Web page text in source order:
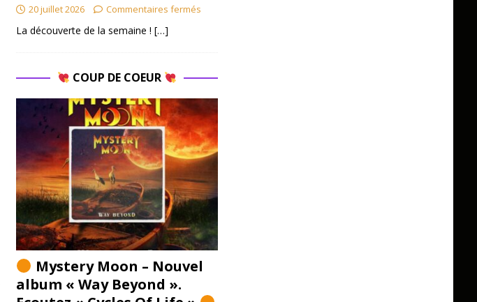
20 juillet 2026 Commentaires fermés
La découverte de la semaine ! […]
COUP DE COEUR
Mystery Moon – Nouvel
album « Way Beyond ».